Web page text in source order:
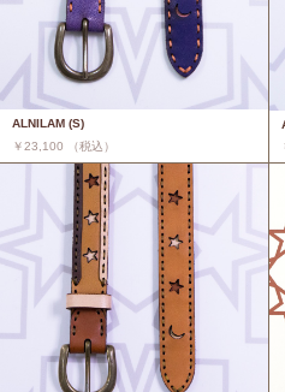
ALNILAM (S)
￥23,100 （税込）